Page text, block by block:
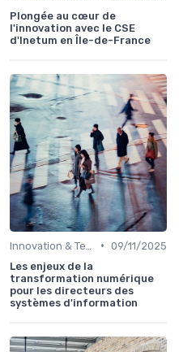
Plongée au cœur de
l'innovation avec le CSE
d'Inetum en Île-de-France
• 09/11/2025
Les enjeux de la
transformation numérique
pour les directeurs des
systèmes d'information